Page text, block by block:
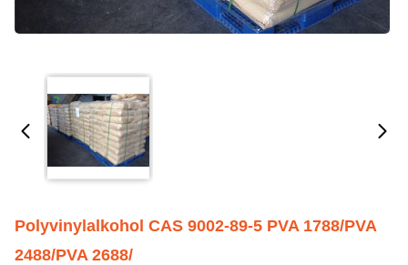
Polyvinylalkohol CAS 9002-89-5 PVA 1788/PVA
2488/PVA 2688/